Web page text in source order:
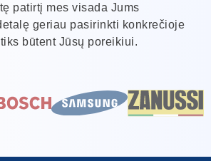
patirtį mes visada Jums
geriau pasirinkti konkrečioje
būtent Jūsų poreikiui.